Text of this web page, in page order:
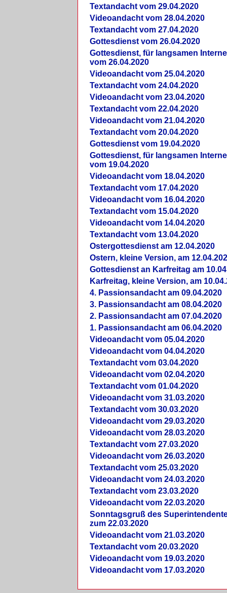
Textandacht vom 29.04.2020
Videoandacht vom 28.04.2020
Textandacht vom 27.04.2020
Gottesdienst vom 26.04.2020
Gottesdienst, für langsamen
vom 26.04.2020
Videoandacht vom 25.04.2020
Textandacht vom 24.04.2020
Videoandacht vom 23.04.2020
Textandacht vom 22.04.2020
Videoandacht vom 21.04.2020
Textandacht vom 20.04.2020
Gottesdienst vom 19.04.2020
Gottesdienst, für langsamen
vom 19.04.2020
Videoandacht vom 18.04.2020
Textandacht vom 17.04.2020
Videoandacht vom 16.04.2020
Textandacht vom 15.04.2020
Videoandacht vom 14.04.2020
Textandacht vom 13.04.2020
Ostergottesdienst am 12.04.2020
Ostern, kleine Version, am
Gottesdienst an Karfreitag am
Karfreitag, kleine Version, am
4. Passionsandacht am 09.04.2020
3. Passionsandacht am 08.04.2020
2. Passionsandacht am 07.04.2020
1. Passionsandacht am 06.04.2020
Videoandacht vom 05.04.2020
Videoandacht vom 04.04.2020
Textandacht vom 03.04.2020
Videoandacht vom 02.04.2020
Textandacht vom 01.04.2020
Videoandacht vom 31.03.2020
Textandacht vom 30.03.2020
Videoandacht vom 29.03.2020
Videoandacht vom 28.03.2020
Textandacht vom 27.03.2020
Videoandacht vom 26.03.2020
Textandacht vom 25.03.2020
Videoandacht vom 24.03.2020
Textandacht vom 23.03.2020
Videoandacht vom 22.03.2020
Sonntagsgruß des
zum 22.03.2020
Videoandacht vom 21.03.2020
Textandacht vom 20.03.2020
Videoandacht vom 19.03.2020
Videoandacht vom 17.03.2020